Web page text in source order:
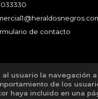
de contacto
usuario la navegación
de los
haya incluido en una